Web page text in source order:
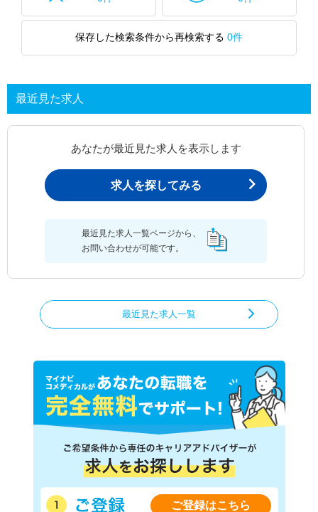
保存した検索条件から再検索する 0件
最近見た求人
あなたが最近見た求人を表示します
求人を探してみる
最近見た求人一覧ページから、
お問い合わせが可能です。
最近見た求人一覧
ご登録はこちら